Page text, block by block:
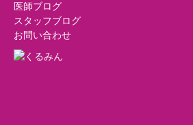
医師ブログ
スタッフブログ
お問い合わせ